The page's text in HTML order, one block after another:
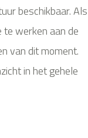
beschikbaar. Als
te werken aan de
van dit moment.
in het gehele